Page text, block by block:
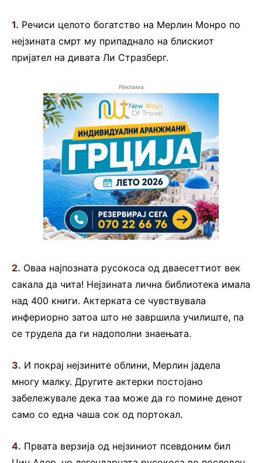
1. Речиси целото богатство на Мерлин Монро по
нејзината смрт му припаднало на блискиот
пријател на дивата Ли Стразберг.
Реклама
2. Оваа најпозната русокоса од дваесеттиот век
сакала да чита! Нејзината лична библиотека имала
над 400 книги. Актерката се чувствувала
инфериорно затоа што не завршила училиште, па
се трудела да ги надополни знаењата.
3. И покрај нејзините облини, Мерлин јадела
многу малку. Другите актерки постојано
забележувале дека таа може да го помине денот
само со една чаша сок од портокал.
4. Првата верзија од нејзиниот псевдоним бил